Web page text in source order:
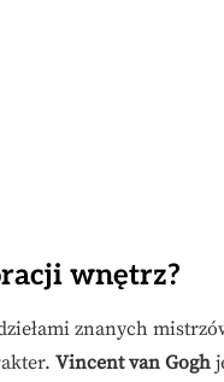
wnętrz?
znanych
Vincent van Gogh